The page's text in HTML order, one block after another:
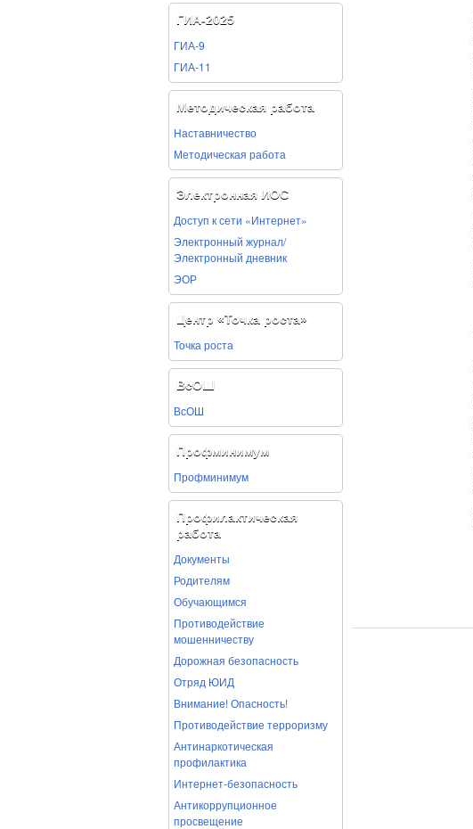
ГИА-2025
ГИА-9
ГИА-11
Методическая работа
Наставничество
Методическая работа
Электронная ИОС
Доступ к сети «Интернет»
Электронный журнал/
Электронный дневник
ЭОР
Центр «Точка роста»
Точка роста
ВсОШ
ВсОШ
Профминимум
Профминимум
Профилактическая
работа
Документы
Родителям
Обучающимся
Противодействие
мошенничеству
Дорожная безопасность
Отряд ЮИД
Внимание! Опасность!
Противодействие терроризму
Антинаркотическая
профилактика
Интернет-безопасность
Антикоррупционное
просвещение